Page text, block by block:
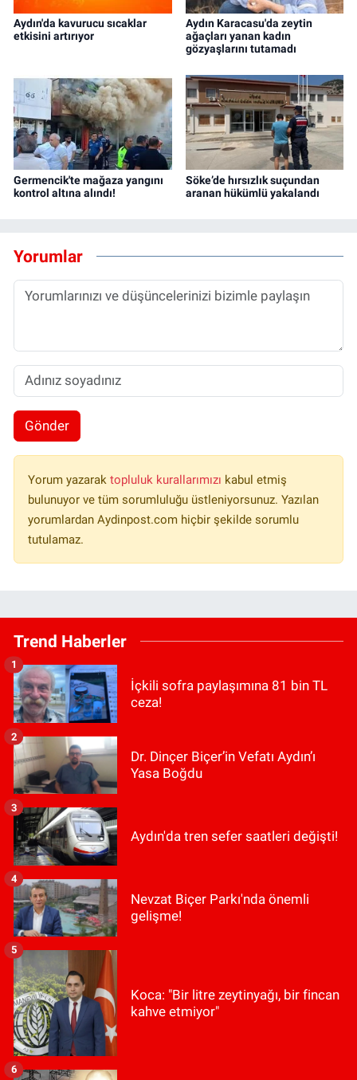
Aydın'da kavurucu sıcaklar
etkisini artırıyor
Aydın Karacasu'da zeytin
ağaçları yanan kadın
gözyaşlarını tutamadı
Germencik'te mağaza yangını
kontrol altına alındı!
Söke’de hırsızlık suçundan
aranan hükümlü yakalandı
Yorumlar
Gönder
Yorum yazarak topluluk kurallarımızı kabul etmiş
bulunuyor ve tüm sorumluluğu üstleniyorsunuz. Yazılan
yorumlardan Aydinpost.com hiçbir şekilde sorumlu
tutulamaz.
Trend Haberler
İçkili sofra paylaşımına 81 bin TL
ceza!
1
Dr. Dinçer Biçer’in Vefatı Aydın’ı
Yasa Boğdu
2
Aydın'da tren sefer saatleri değişti!
3
Nevzat Biçer Parkı'nda önemli
gelişme!
4
Koca: "Bir litre zeytinyağı, bir fincan
kahve etmiyor"
5
6